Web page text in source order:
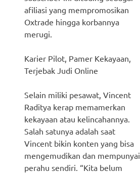
afiliasi yang mempromosikan
Oxtrade hingga korbannya
merugi.
Karier Pilot, Pamer Kekayaan,
Terjebak Judi Online
Selain miliki pesawat, Vincent
Raditya kerap memamerkan
kekayaan atau kelincahannya.
Salah satunya adalah saat
Vincent bikin konten yang bisa
mengemudikan dan mempunyai
perahu sendiri. “Kita belum